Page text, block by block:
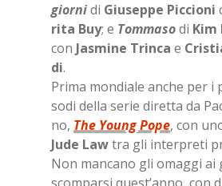
gior­nidi Giu­sep­pe Pic­cio­ni
ri­ta Buy; e Tom­ma­sodi Kim
con Ja­smi­ne Trin­ca e
di.
Pri­ma mon­dia­le an­che per
so­di del­la se­rie di­ret­ta da
no, The Young Pope, con
Jude Lawtra gli in­ter­pre­ti
Non man­ca­no gli omag­gi ai